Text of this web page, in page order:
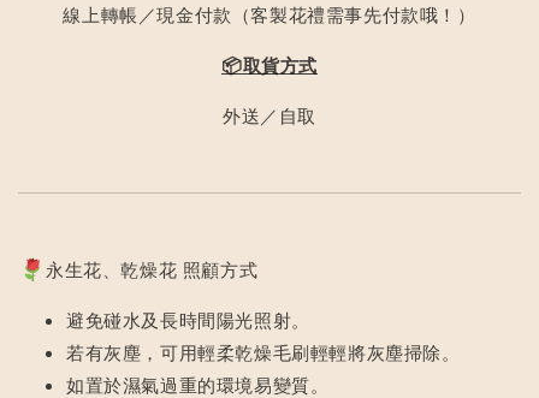
線上轉帳／現金付款（客製花禮需事先付款哦！）
📦取貨方式
外送／自取
永生花、乾燥花 照顧方式
避免碰水及長時間陽光照射。
若有灰塵，可用輕柔乾燥毛刷輕輕將灰塵掃除。
如置於濕氣過重的環境易變質。